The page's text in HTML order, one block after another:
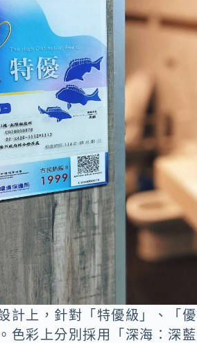
計上，針對「特優級」、「
色彩上分別採用「深海：深